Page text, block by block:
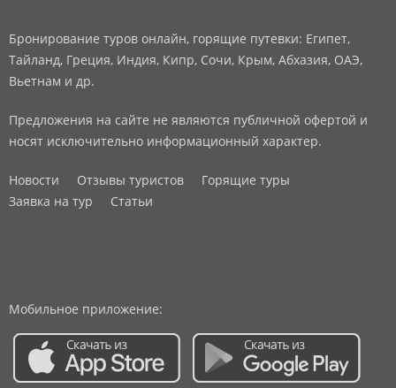
Бронирование туров онлайн, горящие путевки: Египет,
Тайланд, Греция, Индия, Кипр, Сочи, Крым, Абхазия, ОАЭ,
Вьетнам и др.
Предложения на сайте не являются публичной офертой и
носят исключительно информационный характер.
Новости Отзывы туристов
Горящие туры
Заявка на тур
Статьи
Мобильное приложение: